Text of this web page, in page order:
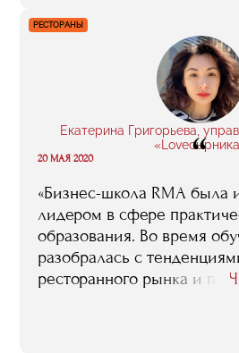
обучение дает практику.
артистом, я постоянно
мероприятиях. Третье —
Случайные знакомства на
лекциях могут вылиться в
долгосрочное
РЕСТОРАНЫ
Екатерина Григорьева,
“
20 МАЯ 2020
«Бизнес-школа RMA была
лидером в сфере
образования. Во время
разобралась с
ресторанного рынка и